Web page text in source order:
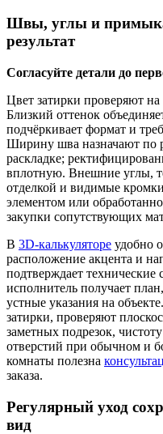
Швы, углы и
результат
Согласуйте детали до
Цвет затирки проверяют
Близкий оттенок
подчёркивает формат и
Ширину шва назначают по
раскладке;
вплотную. Внешние углы,
отделкой и видимые
элементом или
закупки сопутствующих
В 3D-калькуляторе удобно
расположение акцента и
подтверждает
исполнитель получает
устные указания на
затирки, проверяют
заметных подрезок,
отверстий при обычном и
комнаты полезна
заказа.
Регулярный уход
вид